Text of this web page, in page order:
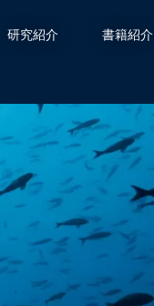
研究紹介 書籍紹介